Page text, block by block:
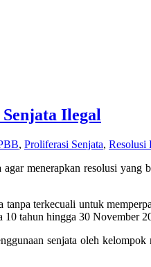
Ilegal
, Proliferasi Senjata, Resolusi
menerapkan resolusi
terkecuali untuk
10 tahun hingga 30 November
senjata oleh